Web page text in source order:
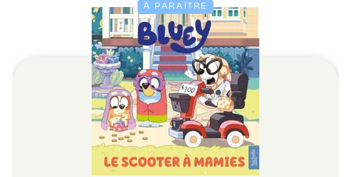
À PARAÎTRE